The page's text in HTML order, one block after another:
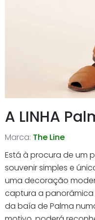
A LINHA
Marca: The Line
Está à procura de um
souvenir simples e
uma decoração
captura a panorâmica
da baía de Palma